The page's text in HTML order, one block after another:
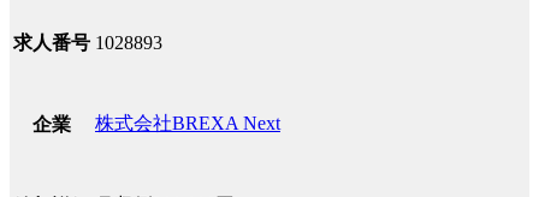
求人番号 1028893
企業 株式会社BREXA Next